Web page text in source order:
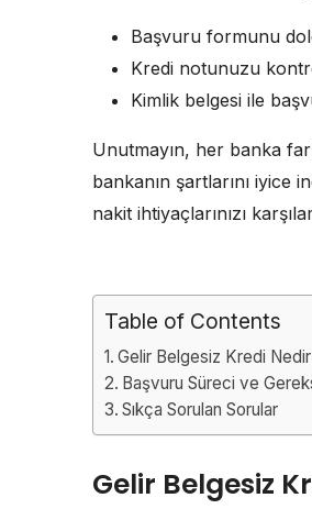
Başvuru formunu
Kredi notunuzu
Kimlik belgesi ile
Unutmayın, her banka
bankanın şartlarını
nakit ihtiyaçlarınızı
Table of Contents
Gelir Belgesiz Kredi
Başvuru Süreci ve
Sıkça Sorulan Sorular
Gelir Belgesiz